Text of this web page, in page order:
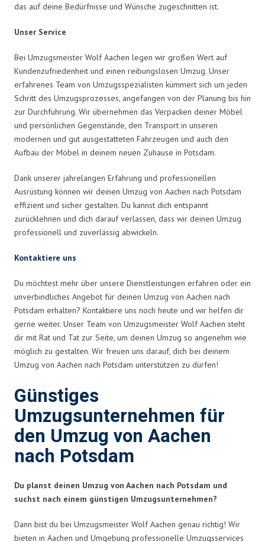
das auf deine Bedürfnisse und Wünsche zugeschnitten ist.
Unser Service
Bei Umzugsmeister Wolf Aachen legen wir großen Wert auf
Kundenzufriedenheit und einen reibungslosen Umzug. Unser
erfahrenes Team von Umzugsspezialisten kümmert sich um jeden
Schritt des Umzugsprozesses, angefangen von der Planung bis hin
zur Durchführung. Wir übernehmen das Verpacken deiner Möbel
und persönlichen Gegenstände, den Transport in unseren
modernen und gut ausgestatteten Fahrzeugen und auch den
Aufbau der Möbel in deinem neuen Zuhause in Potsdam.
Dank unserer jahrelangen Erfahrung und professionellen
Ausrüstung können wir deinen Umzug von Aachen nach Potsdam
effizient und sicher gestalten. Du kannst dich entspannt
zurücklehnen und dich darauf verlassen, dass wir deinen Umzug
professionell und zuverlässig abwickeln.
Kontaktiere uns
Du möchtest mehr über unsere Dienstleistungen erfahren oder ein
unverbindliches Angebot für deinen Umzug von Aachen nach
Potsdam erhalten? Kontaktiere uns noch heute und wir helfen dir
gerne weiter. Unser Team von Umzugsmeister Wolf Aachen steht
dir mit Rat und Tat zur Seite, um deinen Umzug so angenehm wie
möglich zu gestalten. Wir freuen uns darauf, dich bei deinem
Umzug von Aachen nach Potsdam unterstützen zu dürfen!
Günstiges
Umzugsunternehmen für
den Umzug von Aachen
nach Potsdam
Du planst deinen Umzug von Aachen nach Potsdam und
suchst nach einem günstigen Umzugsunternehmen?
Dann bist du bei Umzugsmeister Wolf Aachen genau richtig! Wir
bieten in Aachen und Umgebung professionelle Umzugsservices